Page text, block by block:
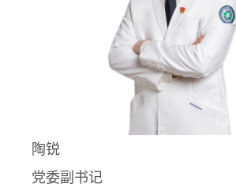
陶锐
党委副书记